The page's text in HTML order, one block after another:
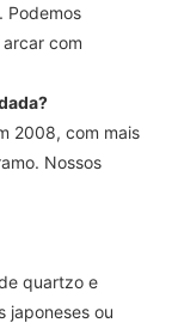
Podemos
com
2008, com mais
Nossos
quartzo e
japoneses ou